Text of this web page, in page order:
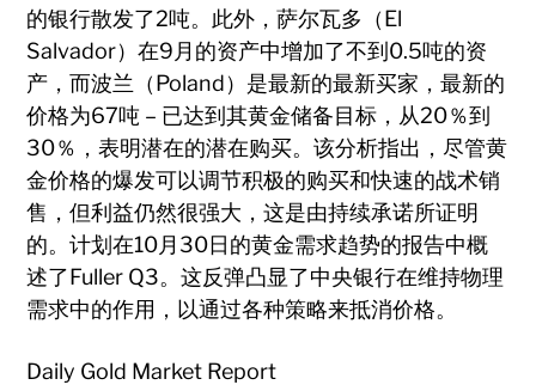
的银行散发了2吨。此外，萨尔瓦多（El
Salvador）在9月的资产中增加了不到0.5吨的资
产，而波兰（Poland）是最新的最新买家，最新的
价格为67吨 – 已达到其黄金储备目标，从20％到
30％，表明潜在的潜在购买。该分析指出，尽管黄
金价格的爆发可以调节积极的购买和快速的战术销
售，但利益仍然很强大，这是由持续承诺所证明
的。计划在10月30日的黄金需求趋势的报告中概
述了Fuller Q3。这反弹凸显了中央银行在维持物理
需求中的作用，以通过各种策略来抵消价格。
Daily Gold Market Report